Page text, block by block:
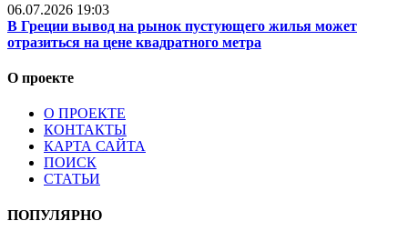
06.07.2026 19:03
В Греции вывод на рынок пустующего жилья может
отразиться на цене квадратного метра
О проекте
О ПРОЕКТЕ
КОНТАКТЫ
КАРТА САЙТА
ПОИСК
СТАТЬИ
ПОПУЛЯРНО